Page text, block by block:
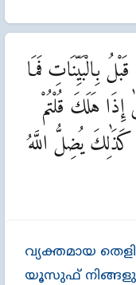
വ്യക്തമായ
യൂസുഫ്‌
بِالْبَيِّنَاتِ فَمَا
هَلَكَ قُلْتُمْ
يُضِلُّ اللَّهُ